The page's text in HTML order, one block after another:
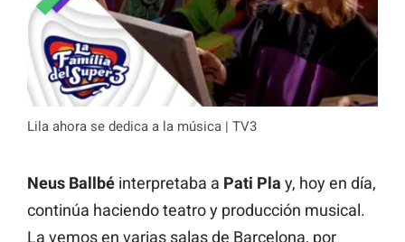
Lila ahora se dedica a la música | TV3
Neus Ballbé interpretaba a Pati Pla y, hoy en día,
continúa haciendo teatro y producción musical.
La vemos en varias salas de Barcelona, por